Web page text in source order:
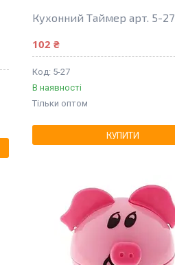
Кухонний Таймер арт. 5-27
102 ₴
5-27
В наявності
Тільки оптом
КУПИТИ